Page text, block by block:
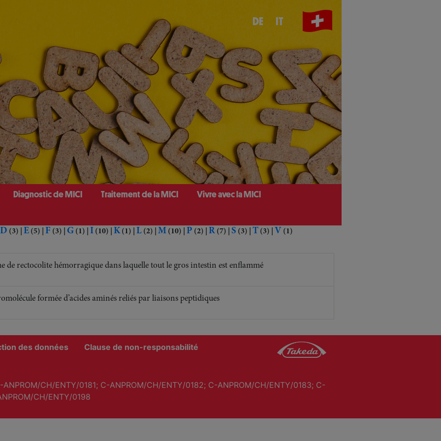
DE IT
Diagnostic de MICI Traitement de la MICI Vivre avec la MICI
D (3) E(5) F (3) G(1) I(10) K(1) L(2) M(10) P (2) R(7) S (3) T(3) V (1)
de rectocolite hémorragique dans laquelle tout le gros intestin est enflammé
formée d’acides aminés reliés par liaisons peptidiques
des données Clause de non-responsabilité
CH/ENTY/0181; C-ANPROM/CH/ENTY/0182; C-ANPROM/CH/ENTY/0183; C-
CH/ENTY/0198